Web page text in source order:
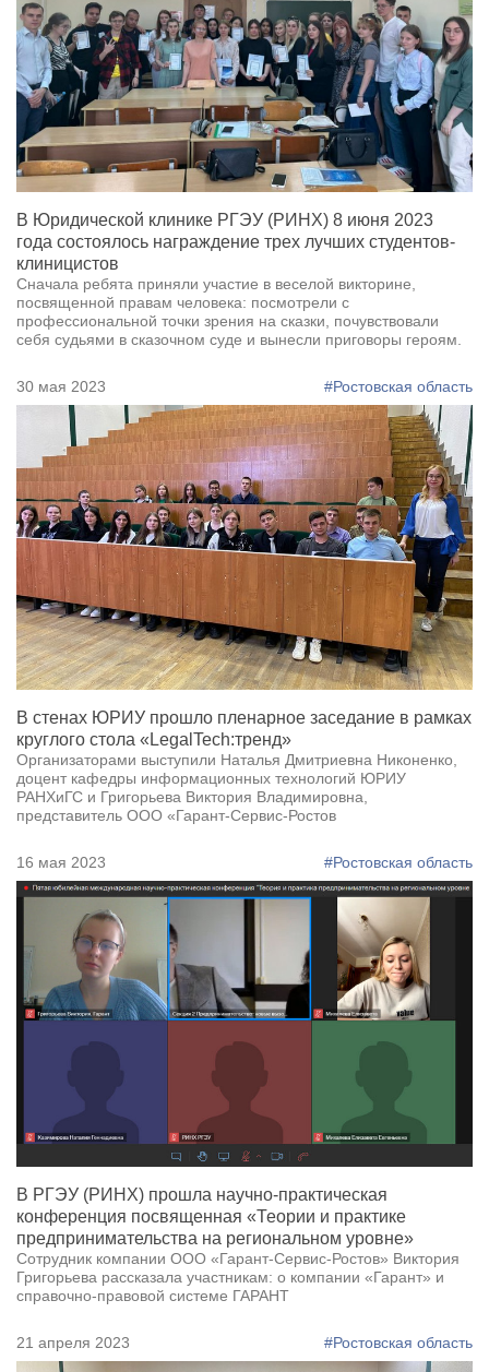
В Юридической клинике РГЭУ (РИНХ) 8 июня 2023
года состоялось награждение трех лучших студентов-
клиницистов
Сначала ребята приняли участие в веселой викторине,
посвященной правам человека: посмотрели с
профессиональной точки зрения на сказки, почувствовали
себя судьями в сказочном суде и вынесли приговоры героям.
30 мая 2023 #Ростовская область
В стенах ЮРИУ прошло пленарное заседание в рамках
круглого стола «LegalTech:тренд»
Организаторами выступили Наталья Дмитриевна Никоненко,
доцент кафедры информационных технологий ЮРИУ
РАНХиГС и Григорьева Виктория Владимировна,
представитель ООО «Гарант-Сервис-Ростов
16 мая 2023 #Ростовская область
В РГЭУ (РИНХ) прошла научно-практическая
конференция посвященная «Теории и практике
предпринимательства на региональном уровне»
Сотрудник компании ООО «Гарант-Сервис-Ростов» Виктория
Григорьева рассказала участникам: о компании «Гарант» и
справочно-правовой системе ГАРАНТ
21 апреля 2023 #Ростовская область